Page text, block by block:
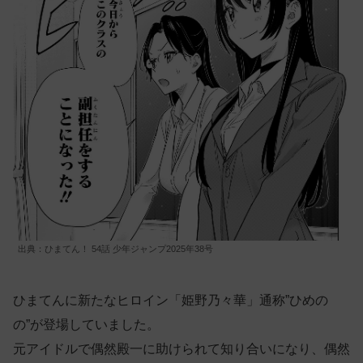
出典：ひまてん！ 54話 少年ジャンプ2025年38号
ひまてんに新たなヒロイン「姫野乃々華」通称”ひめの
の”が登場していました。
元アイドルで偶然殿一に助けられて知り合いになり、偶然